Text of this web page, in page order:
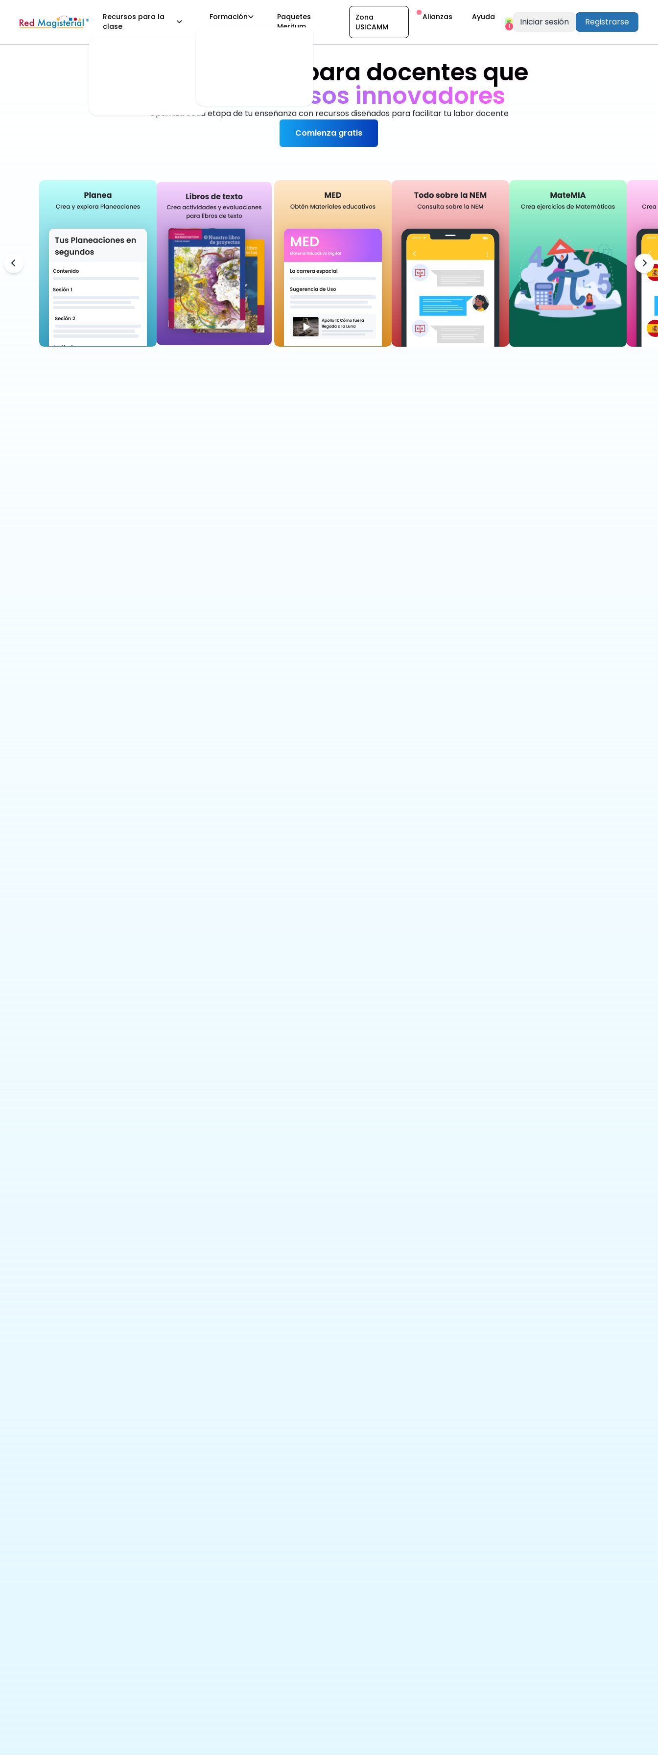
Recursos para la
clase
Formación
Paquetes
Meritum
Zona
USICAMM
Alianzas Ayuda
1 Iniciar sesión Registrarse
La plataforma para docentes que
sos innovadores
Optimiza cada etapa de tu enseñanza con recursos diseñados para facilitar tu labor docente
Comienza gratis